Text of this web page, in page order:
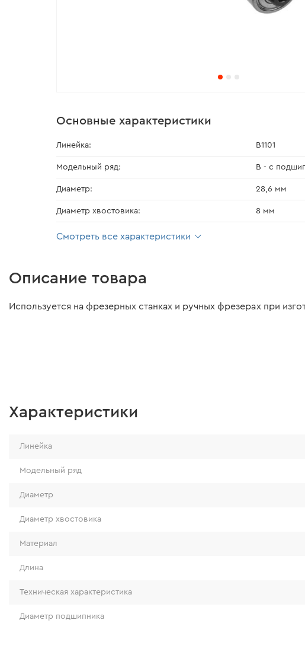
Основные характеристики
Линейка: В1101
Модельный ряд: В - с
Диаметр: 28,6 мм
Диаметр хвостовика: 8 мм
Смотреть все характеристики
Описание товара
Используется на фрезерных станках и ручных фрезерах при
Характеристики
Линейка
Модельный ряд
Диаметр
Диаметр хвостовика
Материал
Длина
Техническая характеристика
Диаметр подшипника